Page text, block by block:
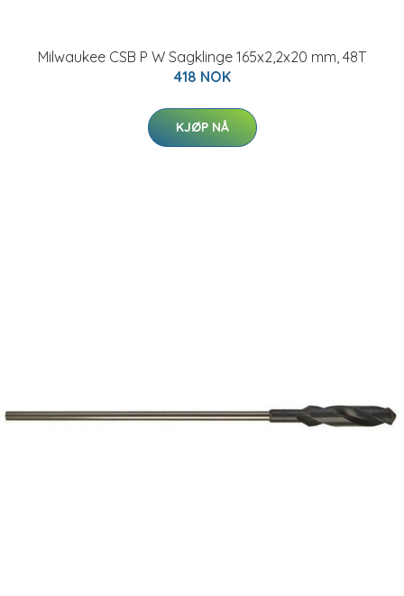
Milwaukee CSB P W Sagklinge 165x2,2x20 mm, 48T
418 NOK
KJØP NÅ